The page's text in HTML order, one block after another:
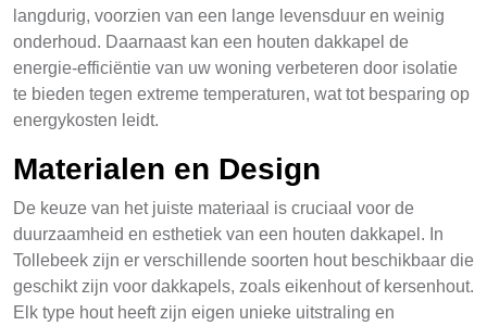
langdurig, voorzien van een lange levensduur en weinig
onderhoud. Daarnaast kan een houten dakkapel de
energie-efficiëntie van uw woning verbeteren door isolatie
te bieden tegen extreme temperaturen, wat tot besparing op
energykosten leidt.
Materialen en Design
De keuze van het juiste materiaal is cruciaal voor de
duurzaamheid en esthetiek van een houten dakkapel. In
Tollebeek zijn er verschillende soorten hout beschikbaar die
geschikt zijn voor dakkapels, zoals eikenhout of kersenhout.
Elk type hout heeft zijn eigen unieke uitstraling en